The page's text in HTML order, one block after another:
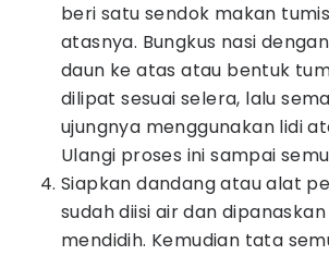
beri satu sendok makan
atasnya. Bungkus nasi
daun ke atas atau bentuk
dilipat sesuai selera, lalu
ujungnya menggunakan lidi
Ulangi proses ini sampai
Siapkan dandang atau alat
sudah diisi air dan
mendidih. Kemudian tata